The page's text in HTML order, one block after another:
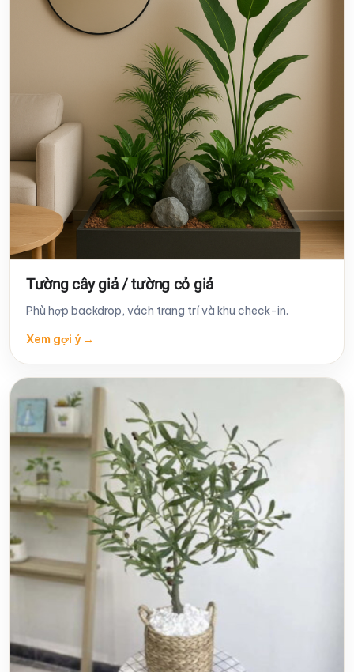
Tường cây giả / tường cỏ giả
Phù hợp backdrop, vách trang trí và khu check-in.
Xem gợi ý →